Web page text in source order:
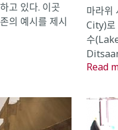
고 있다. 이곳
의 예시를 제시
마라위
City)로
수
Read